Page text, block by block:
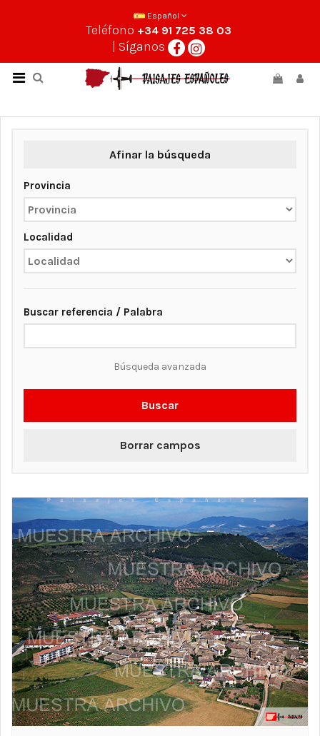
Español
Teléfono +34 91 725 38 03
| Síganos
Afinar la búsqueda
Provincia
Localidad
Buscar referencia / Palabra
Búsqueda avanzada
Buscar
Borrar campos